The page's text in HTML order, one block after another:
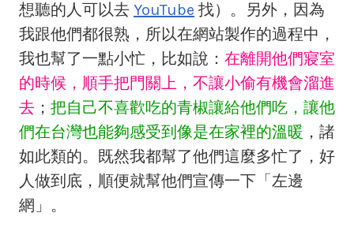
想聽的人可以去 YouTube 找）。另外，因為
我跟他們都很熟，所以在網站製作的過程中，
我也幫了一點小忙，比如說： 在離開他們寢室
的時候，順手把門關上，不讓小偷有機會溜進
去 ； 把自己不喜歡吃的青椒讓給他們吃，讓他
們在台灣也能夠感受到像是在家裡的溫暖 ，諸
如此類的。既然我都幫了他們這麼多忙了，好
人做到底，順便就幫他們宣傳一下「左邊
網」。